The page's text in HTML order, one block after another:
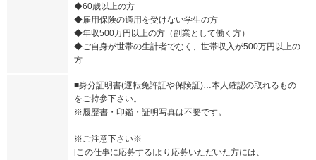
◆60歳以上の方
◆雇用保険の適用を受けない学生の方
◆年収500万円以上の方（副業として働く方）
◆ご自身が世帯の生計者でなく、世帯収入が500万円以上の
方
■身分証明書(運転免許証や保険証)…本人確認の取れるもの
をご持参下さい。
※履歴書・印鑑・証明写真は不要です。
※ご注意下さい※
[この仕事に応募する]より応募いただいた方には、